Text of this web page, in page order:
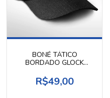
BONÉ TÁTICO
BORDADO GLOCK
R$49,00